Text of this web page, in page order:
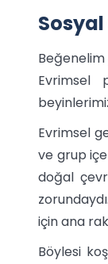
Sosyal
Beğenelim
Evrimsel
Evrimsel
ve grup
doğal
için ana
Böylesi